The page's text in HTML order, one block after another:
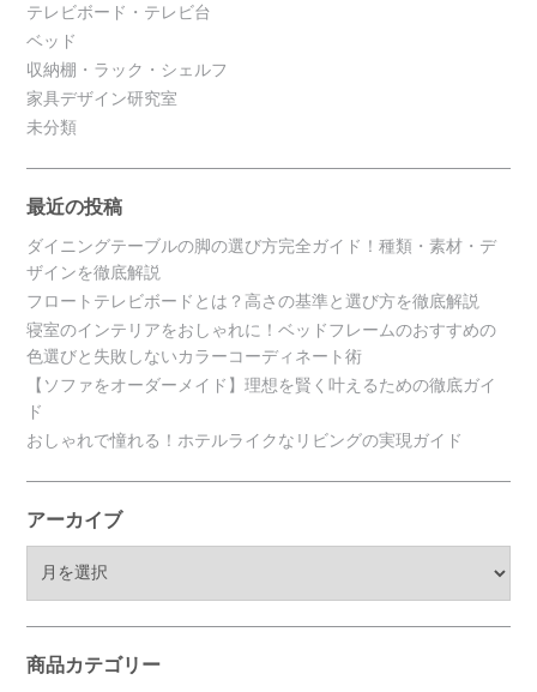
テレビボード・テレビ台
ベッド
収納棚・ラック・シェルフ
家具デザイン研究室
未分類
最近の投稿
ダイニングテーブルの脚の選び方完全ガイド！種類・素材・デ
ザインを徹底解説
フロートテレビボードとは？高さの基準と選び方を徹底解説
寝室のインテリアをおしゃれに！ベッドフレームのおすすめの
色選びと失敗しないカラーコーディネート術
【ソファをオーダーメイド】理想を賢く叶えるための徹底ガイ
ド
おしゃれで憧れる！ホテルライクなリビングの実現ガイド
アーカイブ
ブ
商品カテゴリー